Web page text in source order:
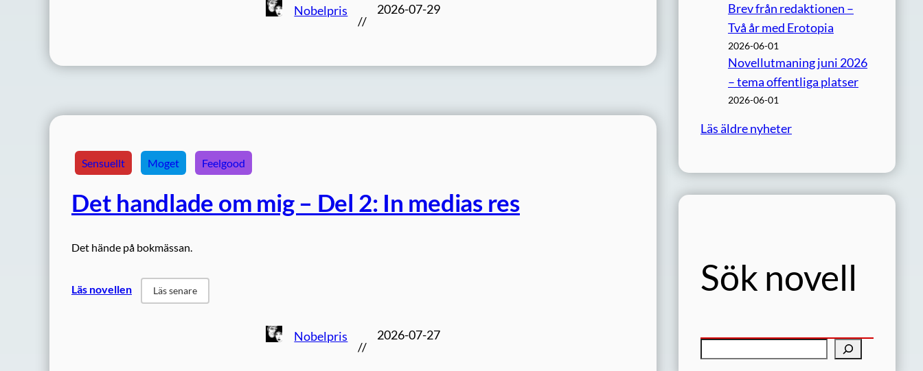
Nobelpris
//
2026-07-29
Sensuellt Moget Feelgood
Det handlade om mig – Del 2: In medias res
Det hände på bokmässan.
Läs novellen Läs senare
Nobelpris
//
2026-07-27
Brev från redaktionen –
Två år med Erotopia
2026-06-01
Novellutmaning juni 2026
– tema offentliga platser
2026-06-01
Läs äldre nyheter
Sök novell